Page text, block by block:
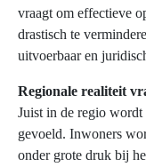
vraagt om effectieve
drastisch te
uitvoerbaar en
Regionale realiteit
Juist in de regio
gevoeld. Inwoners
onder grote druk bij